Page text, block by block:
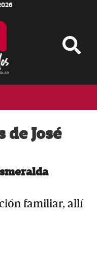
José
familiar, allí